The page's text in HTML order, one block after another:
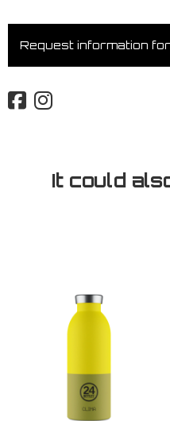
Request information
It could